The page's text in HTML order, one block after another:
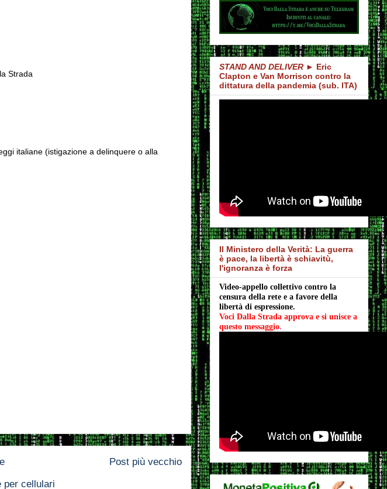
Strada
italiane (istigazione a delinquere o alla
Post più vecchio
per cellulari
STAND AND DELIVER► Eric
Clapton e Van Morrison contro la
dittatura della pandemia (sub. ITA)
Il Ministero della Verità: La guerra
è pace, la libertà è schiavitù,
l'ignoranza è forza
Video-appello collettivo contro la
censura della rete e a favore della
libertà di espressione.
Voci Dalla Strada approva e si unisce a
questo messaggio.